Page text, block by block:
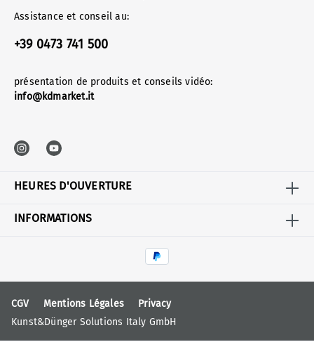
Assistance et conseil au:
+39 0473 741 500
présentation de produits et conseils vidéo:
info@kdmarket.it
HEURES D'OUVERTURE
INFORMATIONS
CGV Mentions Légales
Privacy
Kunst&Dünger Solutions Italy GmbH